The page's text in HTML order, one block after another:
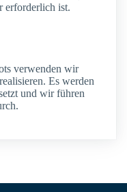
erforderlich ist.
verwenden wir
Es werden
und wir führen